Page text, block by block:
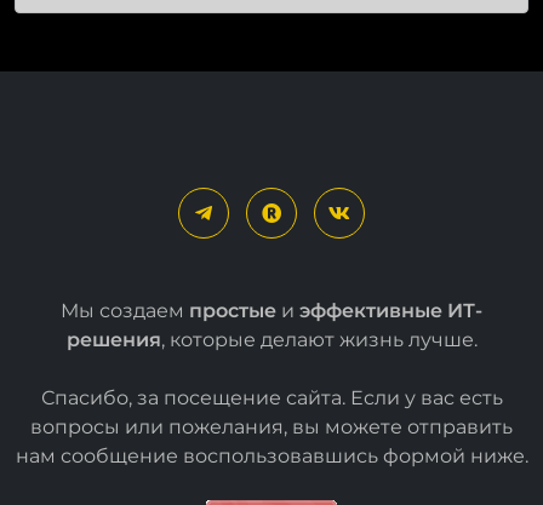
Мы создаем простые и эффективные ИТ-
решения, которые делают жизнь лучше.
Спасибо, за посещение сайта. Если у вас есть
вопросы или пожелания, вы можете отправить
нам сообщение воспользовавшись формой ниже.